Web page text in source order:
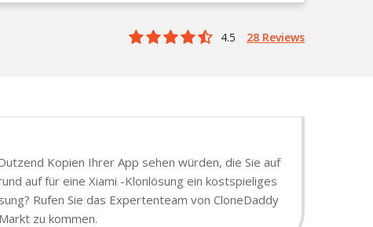
4.5 28 Reviews
Kopien Ihrer App sehen würden, die Sie auf
auf für eine Xiami -Klonlösung ein kostspieliges
Rufen Sie das Expertenteam von CloneDaddy
zu kommen.